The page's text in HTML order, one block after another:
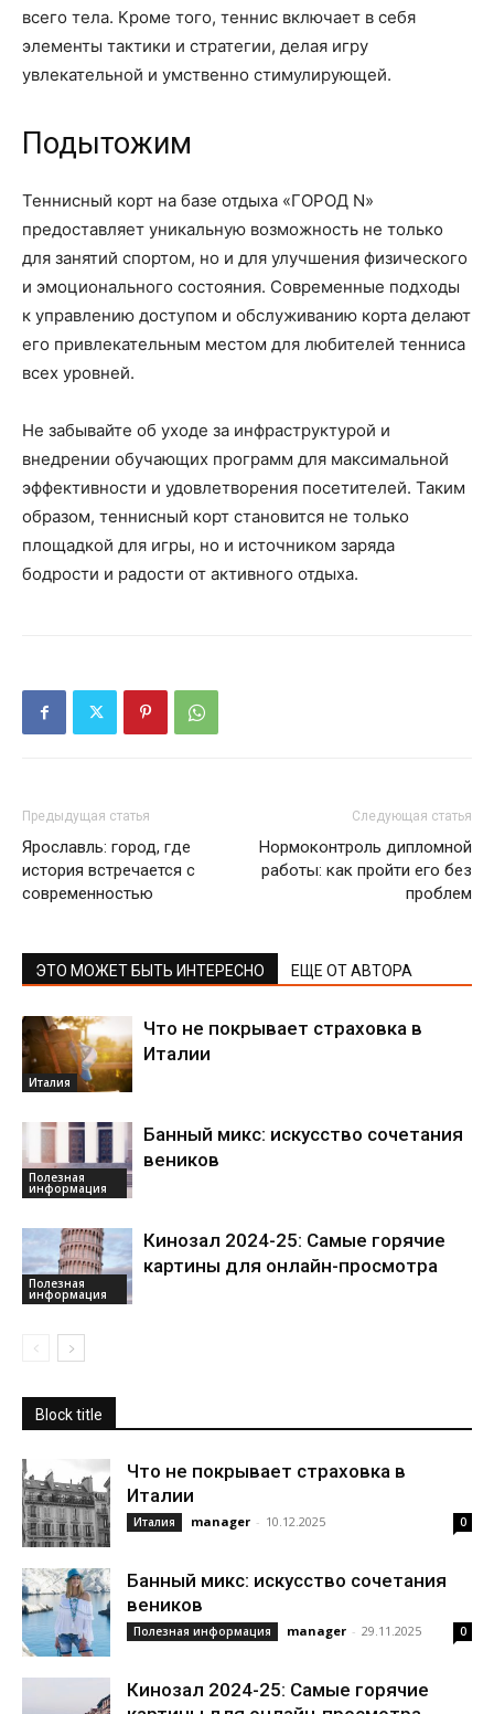
всего тела. Кроме того, теннис включает в себя
элементы тактики и стратегии, делая игру
увлекательной и умственно стимулирующей.
Подытожим
Теннисный корт на базе отдыха «ГОРОД N»
предоставляет уникальную возможность не только
для занятий спортом, но и для улучшения физического
и эмоционального состояния. Современные подходы
к управлению доступом и обслуживанию корта делают
его привлекательным местом для любителей тенниса
всех уровней.
Не забывайте об уходе за инфраструктурой и
внедрении обучающих программ для максимальной
эффективности и удовлетворения посетителей. Таким
образом, теннисный корт становится не только
площадкой для игры, но и источником заряда
бодрости и радости от активного отдыха.
Предыдущая статья
Ярославль: город, где
история встречается с
современностью
Следующая статья
Нормоконтроль дипломной
работы: как пройти его без
проблем
ЭТО МОЖЕТ БЫТЬ ИНТЕРЕСНО ЕЩЕ ОТ АВТОРА
Италия
Что не покрывает страховка в
Италии
Полезная
информация
Банный микс: искусство сочетания
веников
Полезная
информация
Кинозал 2024-25: Самые горячие
картины для онлайн-просмотра
Block title
Что не покрывает страховка в
Италии
Италия manager - 10.12.2025 0
Банный микс: искусство сочетания
веников
Полезная информация manager - 29.11.2025 0
Кинозал 2024-25: Самые горячие